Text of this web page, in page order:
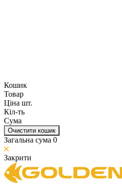
Кошик
Товар
Ціна шт.
Кіл-ть
Сума
Очистити кошик
Загальна сума 0
Закрити